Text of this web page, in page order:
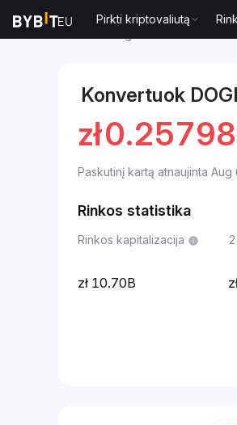
Pirkti kriptovaliutą
Konvertuok
zł
Paskutinį kartą atnaujinta
Rinkos statistika
Rinkos kapitalizacija
10.70B